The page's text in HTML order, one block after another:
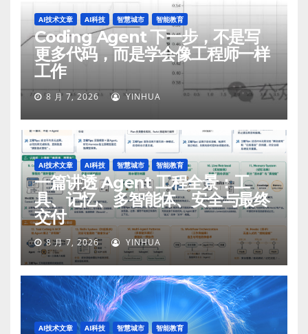
AI技术文章 AI科技 智慧城市 智能教育
Coding Agent 下一步，不是写
更多代码，而是学会像工程师一样
工作
8 月 7, 2026 YINHUA
AI技术文章 AI科技 智慧城市 智能教育
一篇讲透 Agent 工程全景：工
具、记忆、多智能体、安全与最终
交付
8 月 7, 2026 YINHUA
AI技术文章 AI科技 智慧城市 智能教育